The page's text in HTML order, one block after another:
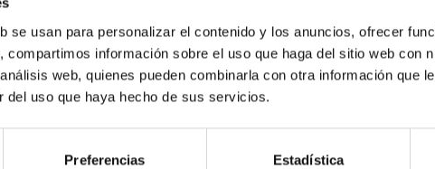
se usan para personalizar el contenido y los anuncios, ofrecer
compartimos información sobre el uso que haga del sitio web con
web, quienes pueden combinarla con otra información que
del uso que haya hecho de sus servicios.
Preferencias Estadística